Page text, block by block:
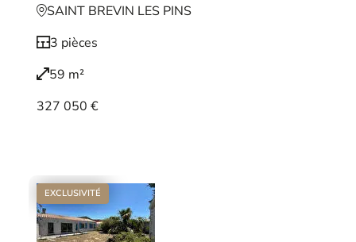
SAINT BREVIN LES PINS
3 pièces
59 m²
327 050 €
EXCLUSIVITÉ